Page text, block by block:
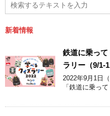
新着情報
鉄道に乗っ
ラリー（9/1-
2022年9月1日
「鉄道に乗っ